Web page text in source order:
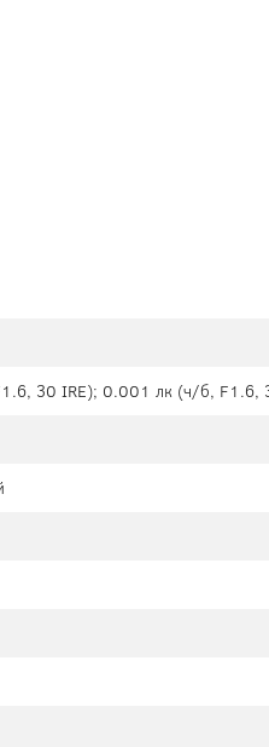
30 IRE); 0.001 лк (ч/б, F1.6,